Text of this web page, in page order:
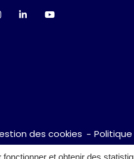
et obtenir des
le compte Facebook
Lien vers le compte
Lien vers le compte
Lien vers la
des cookies